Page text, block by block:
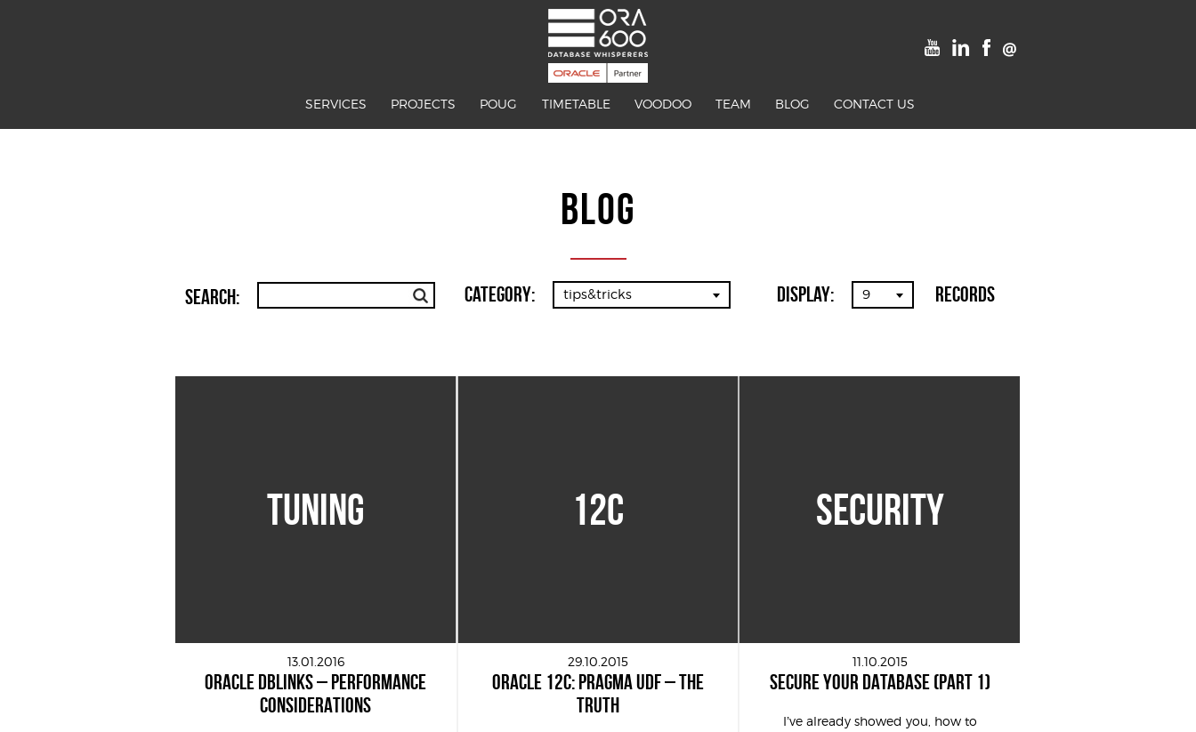
SERVICES PROJECTS POUG TIMETABLE VOODOO TEAM BLOG CONTACT US
BLOG
Search: Category: tips&tricks Display: 9 Records
TUNING
13.01.2016
ORACLE DBLINKS – PERFORMANCE
CONSIDERATIONS
12C
29.10.2015
ORACLE 12C: PRAGMA UDF – THE
TRUTH
SECURITY
11.10.2015
SECURE YOUR DATABASE (PART 1)
I’ve already showed you, how to